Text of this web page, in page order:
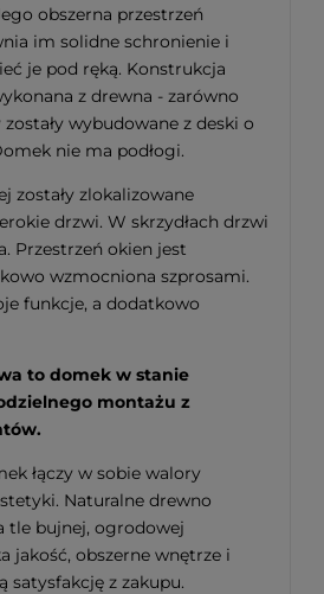
obszerna przestrzeń
im solidne schronienie i
je pod ręką. Konstrukcja
z drewna - zarówno
wybudowane z deski o
nie ma podłogi.
zostały zlokalizowane
drzwi. W skrzydłach drzwi
Przestrzeń okien jest
wzmocniona szprosami.
funkcje, a dodatkowo
to domek w stanie
montażu z
łączy w sobie walory
Naturalne drewno
tle bujnej, ogrodowej
jakość, obszerne wnętrze i
satysfakcję z zakupu.